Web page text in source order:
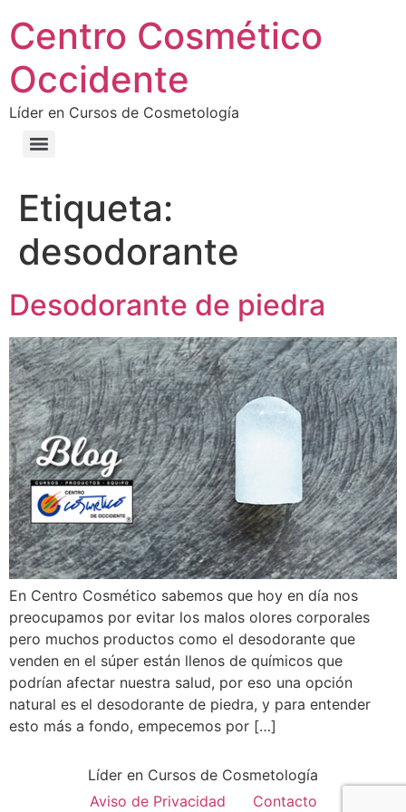
Centro Cosmético
Occidente
Líder en Cursos de Cosmetología
Etiqueta:
desodorante
Desodorante de piedra
En Centro Cosmético sabemos que hoy en día nos
preocupamos por evitar los malos olores corporales
pero muchos productos como el desodorante que
venden en el súper están llenos de químicos que
podrían afectar nuestra salud, por eso una opción
natural es el desodorante de piedra, y para entender
esto más a fondo, empecemos por […]
Líder en Cursos de Cosmetología
Aviso de Privacidad
Contacto